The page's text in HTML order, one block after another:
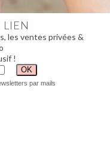
LIEN
les ventes privées &
!
par mails